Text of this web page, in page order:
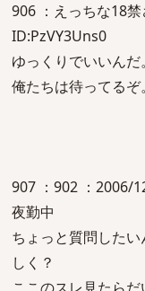
906 ：えっちな18
ID:PzVY3Uns0
ゆっくりでいいんだ。
俺たちは待ってるぞ。
907 ：902 ：2006/
夜勤中
ちょっと質問した
しく？